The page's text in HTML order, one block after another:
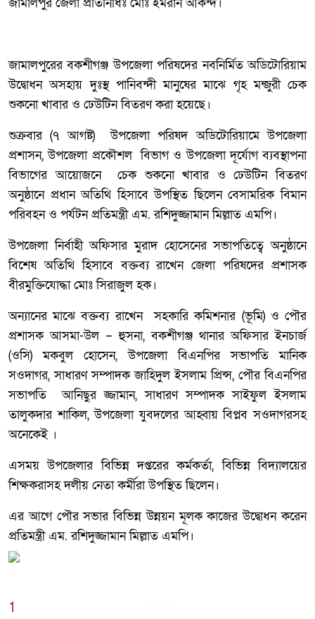
জামালপুর জেলা প্রতিনিধিঃ মোঃ ইমরান আকন্দ।
জামালপুরের বকশীগঞ্জ উপজেলা পরিষদের নবনির্মিত অডিটোরিয়াম
উদ্বোধন অসহায় দুঃস্থ পানিবন্দী মানুষের মাঝে গৃহ মন্জুরী চেক
শুকনো খাবার ও ঢেউটিন বিতরণ করা হয়েছে।
শুক্রবার (৭ আগষ্ট) উপজেলা পরিষদ অডিটোরিয়ামে উপজেলা
প্রশাসন, উপজেলা প্রকৌশল বিভাগ ও উপজেলা দূর্যোগ ব্যবস্থাপনা
বিভাগের আয়োজনে চেক শুকনো খাবার ও ঢেউটিন বিতরণ
অনুষ্ঠানে প্রধান অতিথি হিসাবে উপস্থিত ছিলেন বেসামরিক বিমান
পরিবহন ও পর্যটন প্রতিমন্ত্রী এম. রশিদুজ্জামান মিল্লাত এমপি।
উপজেলা নির্বাহী অফিসার মুরাদ হোসেনের সভাপতিত্বে অনুষ্ঠানে
বিশেষ অতিথি হিসাবে বক্তব্য রাখেন জেলা পরিষদের প্রশাসক
বীরমুক্তিযোদ্ধা মোঃ সিরাজুল হক।
অন্যানের মাঝে বক্তব্য রাখেন সহকারি কমিশনার (ভূমি) ও পৌর
প্রশাসক আসমা-উল – হুসনা, বকশীগঞ্জ থানার অফিসার ইনচার্জ
(ওসি) মকবুল হোসেন, উপজেলা বিএনপির সভাপতি মানিক
সওদাগর, সাধারণ সম্পাদক জাহিদুল ইসলাম প্রিন্স, পৌর বিএনপির
সভাপতি আনিছুর জ্জামান, সাধারণ সম্পাদক সাইফুল ইসলাম
তালুকদার শাকিল, উপজেলা যুবদলের আহ্বায় বিপ্লব সওদাগরসহ
অনেকেই ।
এসময় উপজেলার বিভিন্ন দপ্তরের কর্মকর্তা, বিভিন্ন বিদ্যালয়ের
শিক্ষকরাসহ দলীয় নেতা কর্মীরা উপস্থিত ছিলেন।
এর আগে পৌর সভার বিভিন্ন উন্নয়ন মূলক কাজের উদ্বোধন করেন
প্রতিমন্ত্রী এম. রশিদুজ্জামান মিল্লাত এমপি।
1